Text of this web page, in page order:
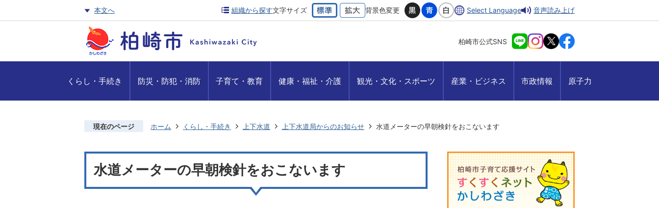
本文へ 組織から探す文字サイズ 背景色変更 Select Language 音声読み上げ
柏崎市公式SNS
くらし・手続き 防災・防犯・消防 子育て・教育 健康・福祉・介護 観光・文化・スポーツ 産業・ビジネス 市政情報 原子力
現在のページ ホーム くらし・手続き 上下水道 上下水道局からのお知らせ 水道メーターの早朝検針をおこないます
水道メーターの早朝検針をおこないます